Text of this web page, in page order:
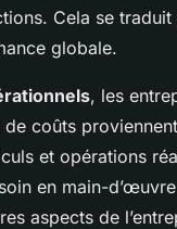
Cela se
globale.
, les
coûts
et opérations
en main-
aspects de